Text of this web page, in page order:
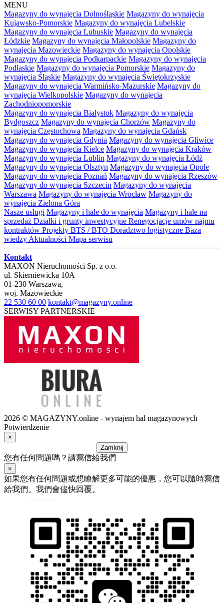
MENU
Magazyny do wynajęcia Dolnośląskie Magazyny do wynajęcia
Kujawsko-Pomorskie Magazyny do wynajęcia Lubelskie
Magazyny do wynajęcia Lubuskie Magazyny do wynajęcia
Łódzkie Magazyny do wynajęcia Małopolskie Magazyny do
wynajęcia Mazowieckie Magazyny do wynajęcia Opolskie
Magazyny do wynajęcia Podkarpackie Magazyny do wynajęcia
Podlaskie Magazyny do wynajęcia Pomorskie Magazyny do
wynajęcia Śląskie Magazyny do wynajęcia Świętokrzyskie
Magazyny do wynajęcia Warmińsko-Mazurskie Magazyny do
wynajęcia Wielkopolskie Magazyny do wynajęcia
Zachodniopomorskie
Magazyny do wynajęcia Białystok Magazyny do wynajęcia
Bydgoszcz Magazyny do wynajęcia Chorzów Magazyny do
wynajęcia Częstochowa Magazyny do wynajęcia Gdańsk
Magazyny do wynajęcia Gdynia Magazyny do wynajęcia Gliwice
Magazyny do wynajęcia Kielce Magazyny do wynajęcia Kraków
Magazyny do wynajęcia Lublin Magazyny do wynajęcia Łódź
Magazyny do wynajęcia Olsztyn Magazyny do wynajęcia Opole
Magazyny do wynajęcia Poznań Magazyny do wynajęcia Rzeszów
Magazyny do wynajęcia Szczecin Magazyny do wynajęcia
Warszawa Magazyny do wynajęcia Wrocław Magazyny do
wynajęcia Zielona Góra
Nasze usługi Magazyny i hale do wynajęcia Magazyny i hale na
sprzedaż Działki i grunty inwestycyjne Renegocjacje umów najmu
kontraktów Projekty BTS / BTO Doradztwo logistyczne Baza
wiedzy Aktualności Mapa serwisu
Kontakt
MAXON Nieruchomości Sp. z o.o.
ul. Skierniewicka 10A
01-230 Warszawa,
woj. Mazowieckie
22 530 60 00 kontakt@magazyny.online
SERWISY PARTNERSKIE
2026 © MAGAZYNY.online - wynajem hal magazynowych
Potwierdzenie
×
Zamknij
您有任何問題嗎？請寫信給我們
×
如果您有任何問題或想瞭解更多可能的優惠，您可以隨時寫信
給我們。我們會儘快回覆。